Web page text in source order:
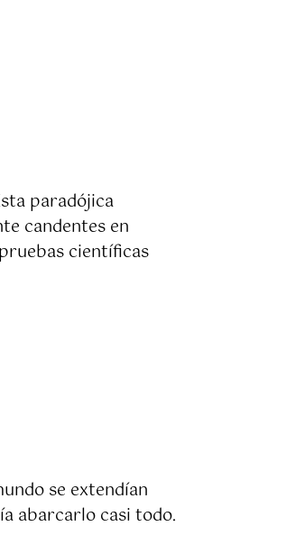
paradójica
candentes en
científicas
se extendían
abarcarlo casi todo.